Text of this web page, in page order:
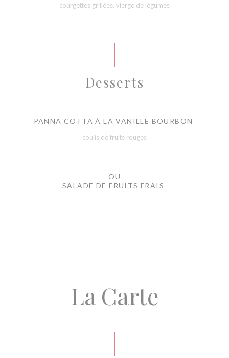
courgettes grillées, vierge de légumes
Desserts
PANNA COTTA À LA VANILLE BOURBON
coulis de fruits rouges
OU
SALADE DE FRUITS FRAIS
La Carte